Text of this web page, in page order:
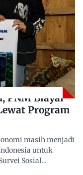
PNM Biayai
Program
masih menjadi
untuk
Sosial